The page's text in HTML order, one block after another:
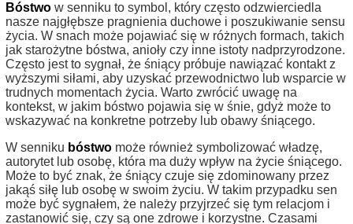
Bóstwo w senniku to symbol, który często odzwierciedla
nasze najgłębsze pragnienia duchowe i poszukiwanie sensu
życia. W snach może pojawiać się w różnych formach, takich
jak starożytne bóstwa, anioły czy inne istoty nadprzyrodzone.
Często jest to sygnał, że śniący próbuje nawiązać kontakt z
wyższymi siłami, aby uzyskać przewodnictwo lub wsparcie w
trudnych momentach życia. Warto zwrócić uwagę na
kontekst, w jakim bóstwo pojawia się w śnie, gdyż może to
wskazywać na konkretne potrzeby lub obawy śniącego.
W senniku bóstwo może również symbolizować władzę,
autorytet lub osobę, która ma duży wpływ na życie śniącego.
Może to być znak, że śniący czuje się zdominowany przez
jakąś siłę lub osobę w swoim życiu. W takim przypadku sen
może być sygnałem, że należy przyjrzeć się tym relacjom i
zastanowić się, czy są one zdrowe i korzystne. Czasami